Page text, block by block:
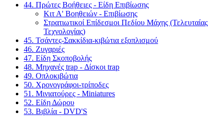
44. Πρώτες Βοήθειες - Είδη Επιβίωσης
Κιτ Α' Βοηθειών - Επιβίωσης
Στρατιωτικοί Επίδεσμοι Πεδίου Μάχης (Τελευταίας
Τεχνολογίας)
45. Τσάντες-Σακκίδια-κιβώτια εξοπλισμού
46. Ζυγαριές
47. Είδη Σκοποβολής
48. Μηχανές trap - Δίσκοι trap
49. Οπλοκιβώτια
50. Χρονογράφοι-τρίποδες
51. Μινιατούρες - Miniatures
52. Είδη Δώρου
53. Βιβλία - DVD'S